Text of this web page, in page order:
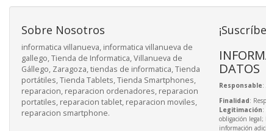
Sobre Nosotros
informatica villanueva, informatica villanueva de
gallego, Tienda de Informatica, Villanueva de
Gállego, Zaragoza, tiendas de informatica, Tienda
portátiles, Tienda Tablets, Tienda Smartphones,
reparacion, reparacion ordenadores, reparacion
portatiles, reparacion tablet, reparacion moviles,
reparacion smartphone.
DATOS
Responsable:
Finalidad:
Legitimación:
obligación legal;
información